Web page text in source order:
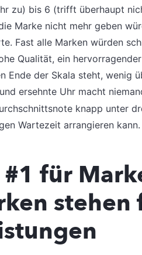
zu) bis 6 (trifft überhaupt
Marke nicht mehr geben
Fast alle Marken würden
Qualität, ein
Ende der Skala steht, wenig
ersehnte Uhr macht
knapp unter
Wartezeit arrangieren kann.
für
stehen